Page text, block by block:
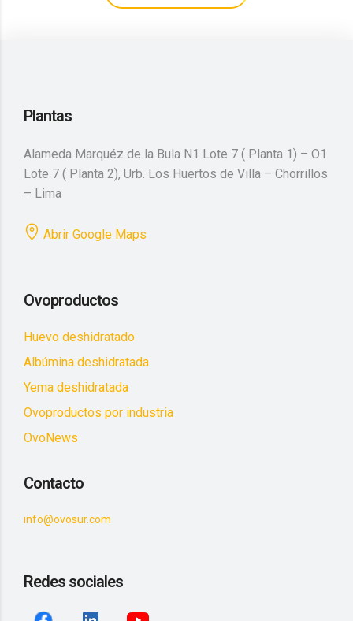
Plantas
Alameda Marquéz de la Bula N1 Lote 7 ( Planta 1) – O1
Lote 7 ( Planta 2), Urb. Los Huertos de Villa – Chorrillos
– Lima
Abrir Google Maps
Ovoproductos
Huevo deshidratado
Albúmina deshidratada
Yema deshidratada
Ovoproductos por industria
OvoNews
Contacto
info@ovosur.com
Redes sociales